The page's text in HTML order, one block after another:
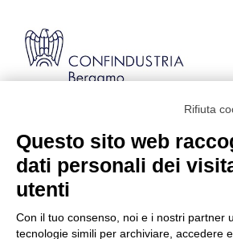
Codice Fiscale: 80021750163 | PEC:
info@pec.confindustriabergamo.it
CONFINDUSTRIA BERGAMO
Rifiuta
Questo sito web
dati personali dei
utenti
Con il tuo consenso, noi e i nostri partner
tecnologie simili per archiviare, accedere